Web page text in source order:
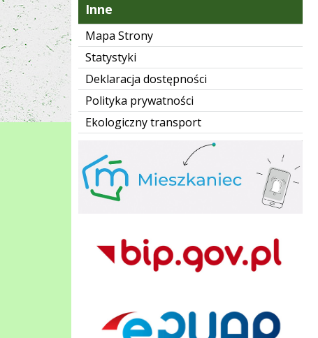
Inne
Mapa Strony
Statystyki
Deklaracja dostępności
Polityka prywatności
Ekologiczny transport